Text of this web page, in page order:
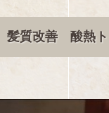
質改善 酸熱ト